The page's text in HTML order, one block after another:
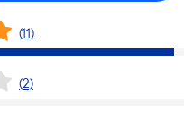
(11)
(2)